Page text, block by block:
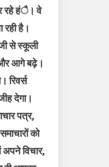
रहे हंै। वे
रही है।
से स्कूली
और आगे बढ़े।
रिवर्स
देगा।
पत्र,
को
विचार,